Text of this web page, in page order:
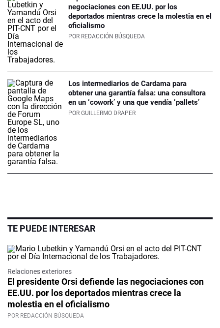
negociaciones con EE.UU. por los
deportados mientras crece la molestia en el
oficialismo
POR REDACCIÓN BÚSQUEDA
Los intermediarios de Cardama para
obtener una garantía falsa: una consultora
en un ‘cowork’ y una que vendía ‘pallets’
POR GUILLERMO DRAPER
TE PUEDE INTERESAR
Relaciones exteriores
El presidente Orsi defiende las negociaciones con
EE.UU. por los deportados mientras crece la
molestia en el oficialismo
POR REDACCIÓN BÚSQUEDA